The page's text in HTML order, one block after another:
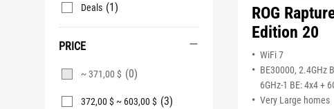
Deals (1)
PRICE
~ 371,00 $ (0)
372,00 $ ~ 603,00 $ (3)
ROG
Edition 20
WiFi 7
BE30000, 2.4GHz
6GHz-1 BE: 4x4 +
Very Large homes